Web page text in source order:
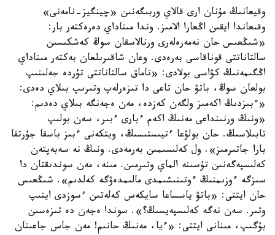
وقيعانىڭ مۇنان ارى قالاي وربىگەنىن «چينگيز-نامەنى»
وقىعاندا ايقىن اڭعارا الامىز. وندا مىناداي دەرەكتەر بار:
«شىڭعىس حان نەمەرەلەرى ورنالاسقان سوڭ كەشكىسىن
سالتاناتتى قوناقاسى بەرەدى. وعان شاقىرىلعان بەكتەر مىناداي
اڭگىمەنىڭ كۋاسى بولادى: «تاماق سالتاناتتى تۇردە جەلىنىپ
بولعان سوڭ، باتۋ حان تاعى دا تىزەرلەپ وتىرىپ بىلاي دەدى:
«ءبىزدىڭ اكەمىز ولگەن كەزدە، مەن ەجەنگە بىلاي دەدىم:
«ونىڭ ورنىنداعى مەنىڭ اكەم ءبارى ءبىر، سەن بولىپ
تابىلاسىڭ. حان بولۋعا ءتيىستىسىڭ، ويتكەنى ءبىز باسقا جۇرتقا
بارا جاتىرمىز». ول كەلىسىمىن بەرمەدى. ونىڭ نە سەبەپتەن
كەلىسپەگەنىن تۇسىنە الماي وتىرمىن. مىنە، مەن سوندىقتان دا
سىزگە ءوزىمنىڭ ءوتىنىشىمدى مالىمدەۋگە كەلدىم». شىڭعىس
حان ايتتى: «باتۋ ياسساعا سايكەس كەلەتىن ءسوزدى ايتىپ
وتىر. سەن نەگە كەلىسپەيسىڭ؟». سوندا ەجەن دە تىزەسىن
بۇگىپ، مىنانى ايتتى: «ءيا، مەنىڭ حانىم! مەن جاس جاعىنان